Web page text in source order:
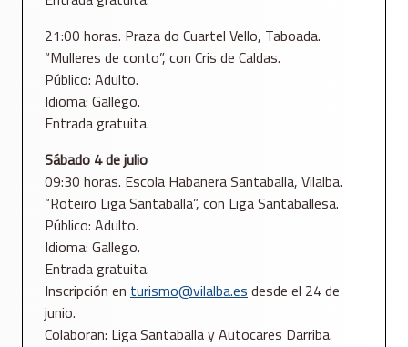
21:00 horas. Praza do Cuartel Vello, Taboada.
“Mulleres de conto”, con Cris de Caldas.
Público: Adulto.
Idioma: Gallego.
Entrada gratuita.
Sábado 4 de julio
09:30 horas. Escola Habanera Santaballa, Vilalba.
“Roteiro Liga Santaballa”, con Liga Santaballesa.
Público: Adulto.
Idioma: Gallego.
Entrada gratuita.
Inscripción en turismo@vilalba.es desde el 24 de
junio.
Colaboran: Liga Santaballa y Autocares Darriba.